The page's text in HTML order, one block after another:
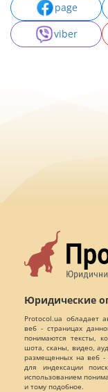
page
viber
Юридические
Protocol.ua обладает
веб - страницах
понимаются тексты,
шота, сканы, видео,
размещенных на веб -
для индексации
использованием
и тому подобное.